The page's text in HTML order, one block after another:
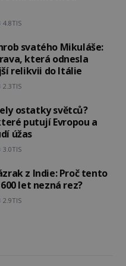
4.8TIS
svatého Mikuláše:
která odnesla
relikvii do Itálie
2.3TIS
ostatky světců?
putují Evropou a
úžas
3.0TIS
z Indie: Proč tento
let nezná rez?
2.9TIS